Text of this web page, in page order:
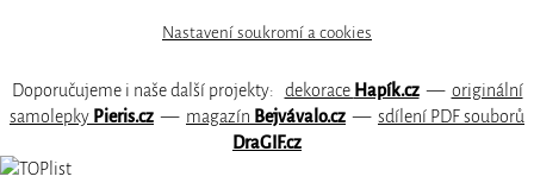
Nastavení soukromí a cookies
Doporučujeme i naše další projekty: dekorace Hapík.cz— originální
samolepky Pieris.cz — magazín Bejvávalo.cz — sdílení PDF souborů
DraGIF.cz